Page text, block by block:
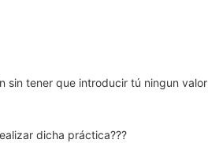
sin tener que introducir tú ningun valor
dicha práctica???